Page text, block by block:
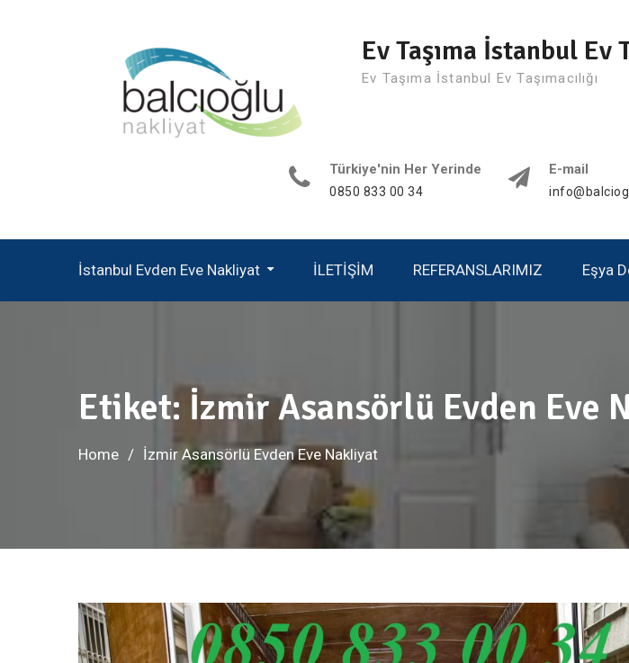
Ev Taşıma İstanbul Ev
Ev Taşıma İstanbul Ev Taşımacılığı
Türkiye'nin Her Yerinde
0850 833 00 34
E-mail
İstanbul Evden Eve Nakliyat İLETİŞİM REFERANSLARIMIZ Eşya
Etiket: İzmir Asansörlü Evden Eve
Home İzmir Asansörlü Evden Eve Nakliyat